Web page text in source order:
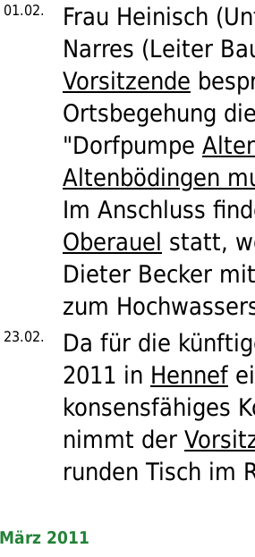
01.02.
Frau Heinisch
Narres (Leiter
Vorsitzende
Ortsbegehung
"Dorfpumpe
Altenbödingen
Im Anschluss
Oberauel statt,
Dieter Becker
zum
23.02.
Da für die
2011 in Hennef
konsensfähiges
nimmt der
runden Tisch im
März 2011